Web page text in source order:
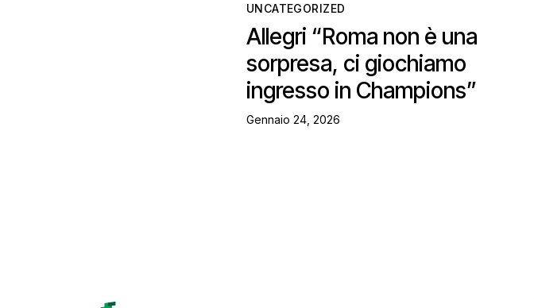
UNCATEGORIZED
Allegri “Roma non è una
sorpresa, ci giochiamo
ingresso in Champions”
Gennaio 24, 2026